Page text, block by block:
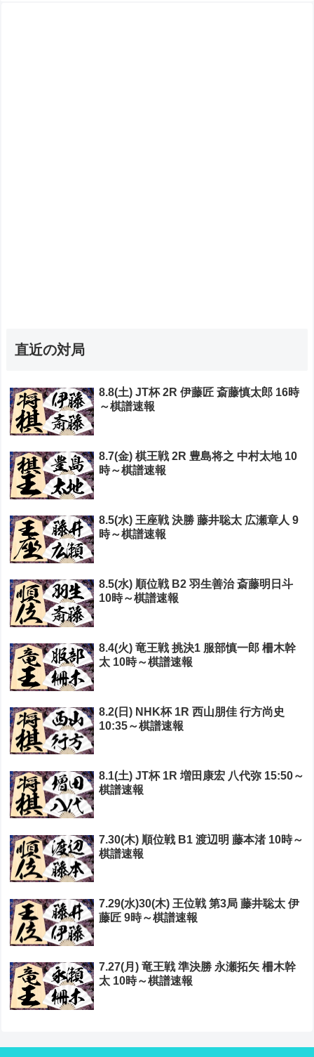
直近の対局
8.8(土) JT杯 2R 伊藤匠 斎藤慎太郎 16時
～棋譜速報
8.7(金) 棋王戦 2R 豊島将之 中村太地 10
時～棋譜速報
8.5(水) 王座戦 決勝 藤井聡太 広瀬章人 9
時～棋譜速報
8.5(水) 順位戦 B2 羽生善治 斎藤明日斗
10時～棋譜速報
8.4(火) 竜王戦 挑決1 服部慎一郎 柵木幹
太 10時～棋譜速報
8.2(日) NHK杯 1R 西山朋佳 行方尚史
10:35～棋譜速報
8.1(土) JT杯 1R 増田康宏 八代弥 15:50～
棋譜速報
7.30(木) 順位戦 B1 渡辺明 藤本渚 10時～
棋譜速報
7.29(水)30(木) 王位戦 第3局 藤井聡太 伊
藤匠 9時～棋譜速報
7.27(月) 竜王戦 準決勝 永瀬拓矢 柵木幹
太 10時～棋譜速報